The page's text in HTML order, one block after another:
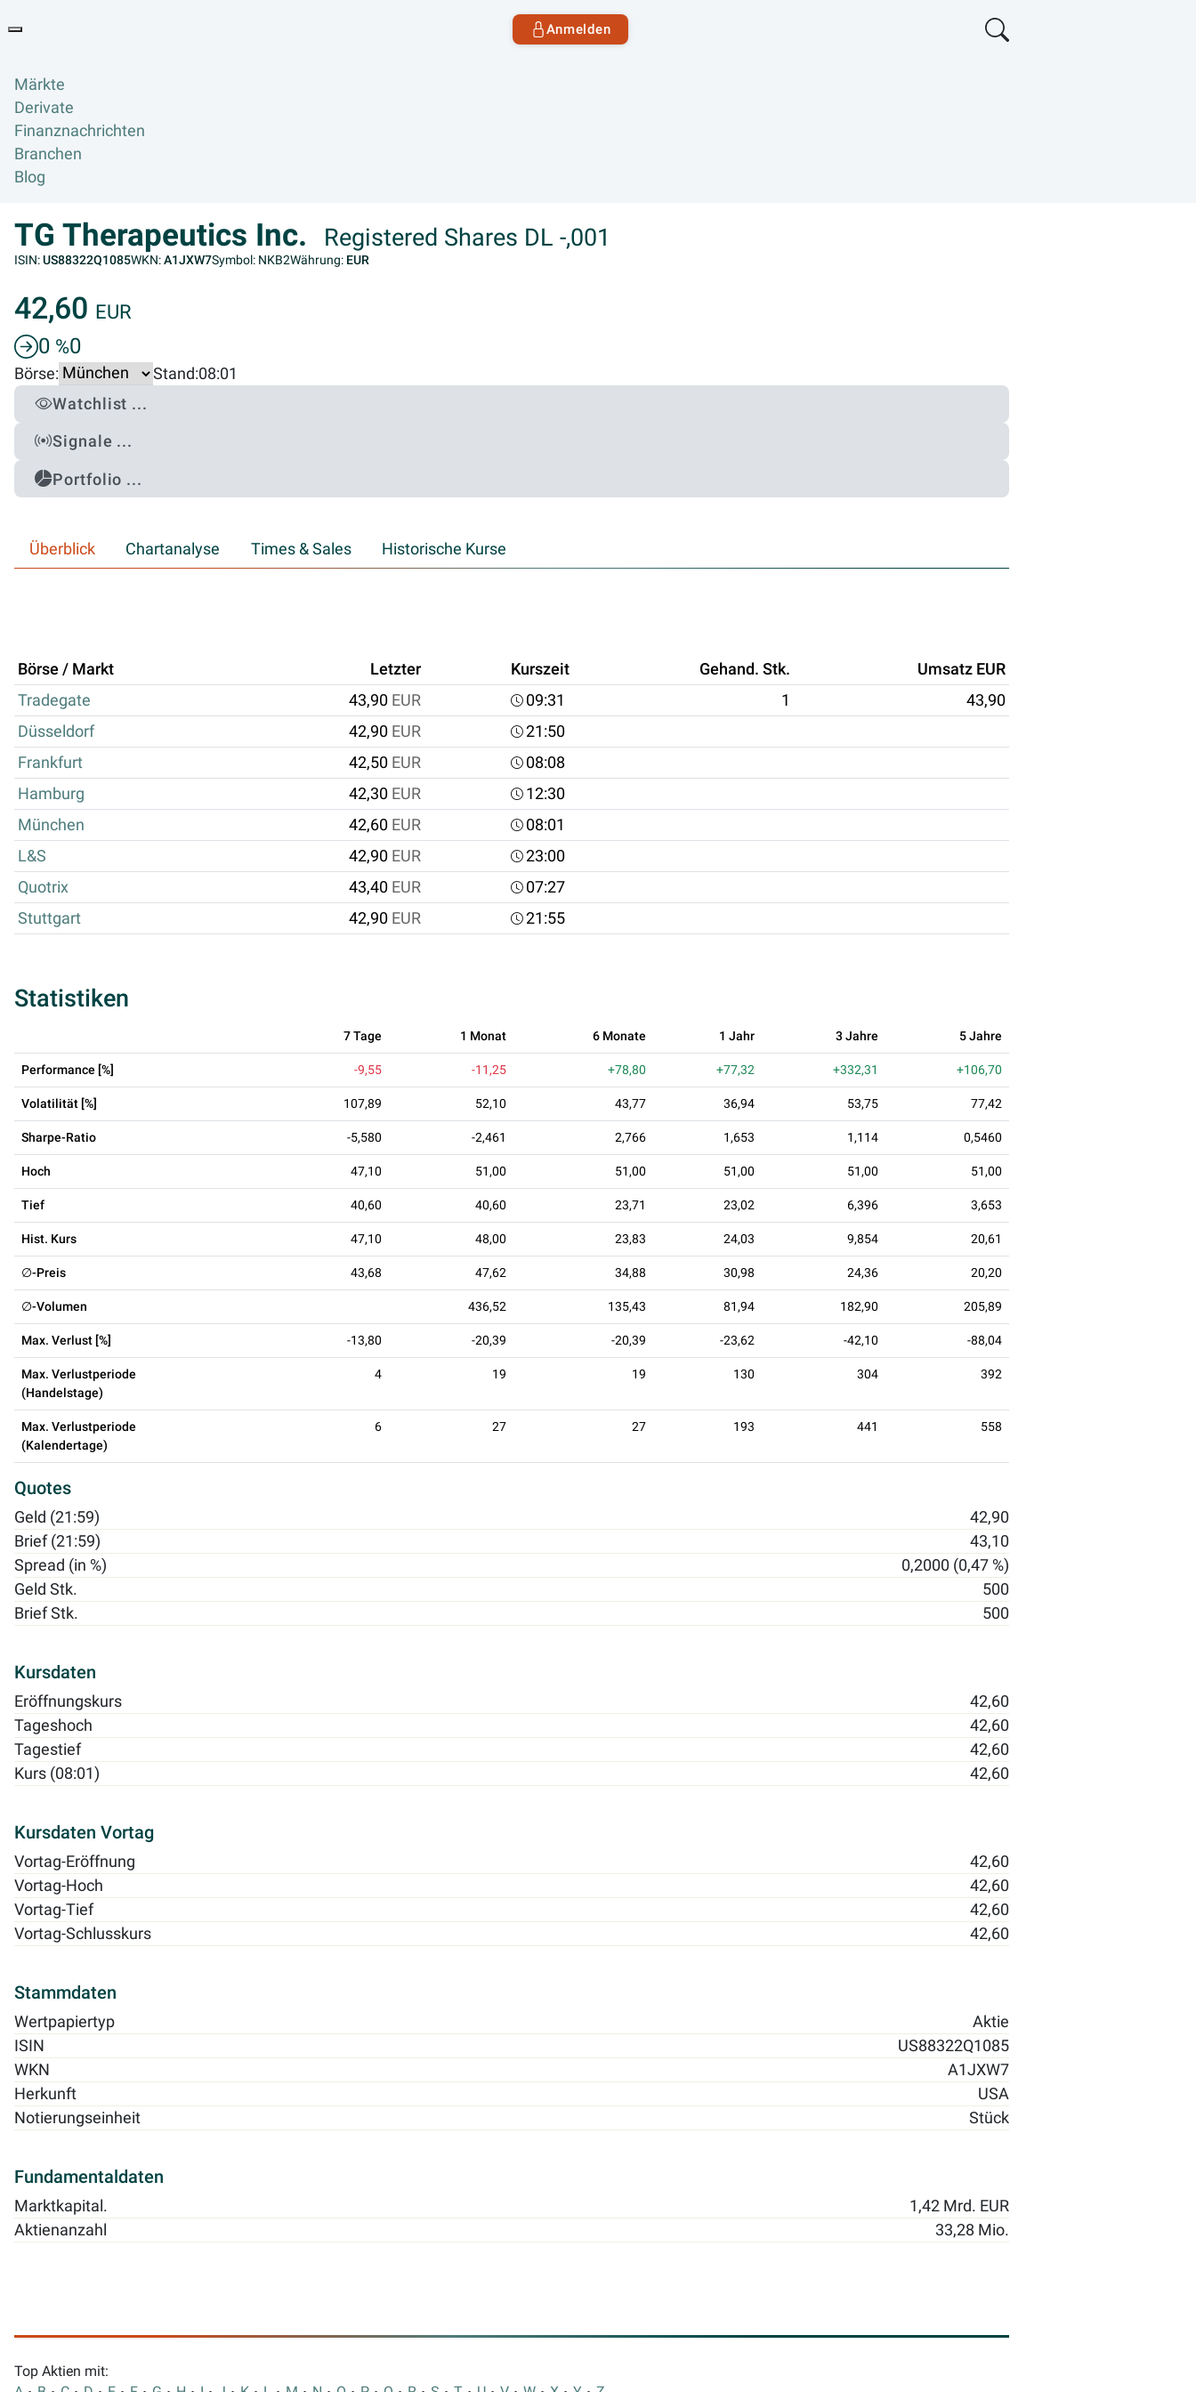
Anmelden
Märkte
Derivate
Finanznachrichten
Branchen
Blog
TG Therapeutics Inc. Registered Shares DL -,001
ISIN:US88322Q1085WKN:A1JXW7Symbol: NKB2Währung: EUR
42,60 EUR
0 %0
Börse: Stand:08:01
Watchlist ...
Signale ...
Portfolio ...
Überblick Chartanalyse Times & Sales Historische Kurse
Börse / Markt Letzter Kurszeit Gehand. Stk.
Umsatz EUR
Tradegate
43,90 EUR 09:31 1
43,90
Düsseldorf
42,90 EUR
21:50
Frankfurt
42,50 EUR
08:08
Hamburg
42,30 EUR
12:30
München
42,60 EUR
08:01
L&S
42,90 EUR
23:00
Quotrix
43,40 EUR
07:27
Stuttgart
42,90 EUR 21:55
Statistiken
7 Tage 1 Monat 6 Monate 1 Jahr 3 Jahre 5 Jahre
Performance [%] -9,55 -11,25 +78,80 +77,32 +332,31 +106,70
Volatilität [%] 107,89 52,10 43,77 36,94 53,75 77,42
Sharpe-Ratio -5,580 -2,461 2,766 1,653 1,114 0,5460
Hoch 47,10 51,00 51,00 51,00 51,00 51,00
Tief 40,60 40,60 23,71 23,02 6,396 3,653
Hist. Kurs 47,10 48,00 23,83 24,03 9,854 20,61
∅-Preis 43,68 47,62 34,88 30,98 24,36 20,20
∅-Volumen 436,52 135,43 81,94 182,90 205,89
Max. Verlust [%] -13,80 -20,39 -20,39 -23,62 -42,10 -88,04
Max. Verlustperiode
(Handelstage)
4 19 19 130 304 392
Max. Verlustperiode
(Kalendertage)
6 27 27 193 441 558
Quotes
Geld (21:59)
42,90
Brief (21:59)
43,10
Spread (in %)
0,2000 (0,47 %)
Geld Stk.
500
Brief Stk.
500
Kursdaten
Eröffnungskurs
42,60
Tageshoch
42,60
Tagestief
42,60
Kurs (08:01)
42,60
Kursdaten Vortag
Vortag-Eröffnung
42,60
Vortag-Hoch
42,60
Vortag-Tief
42,60
Vortag-Schlusskurs
42,60
Stammdaten
Wertpapiertyp
Aktie
ISIN
US88322Q1085
WKN
A1JXW7
Herkunft
USA
Notierungseinheit
Stück
Fundamentaldaten
Marktkapital.
1,42 Mrd. EUR
Aktienanzahl
33,28 Mio.
Top Aktien mit: